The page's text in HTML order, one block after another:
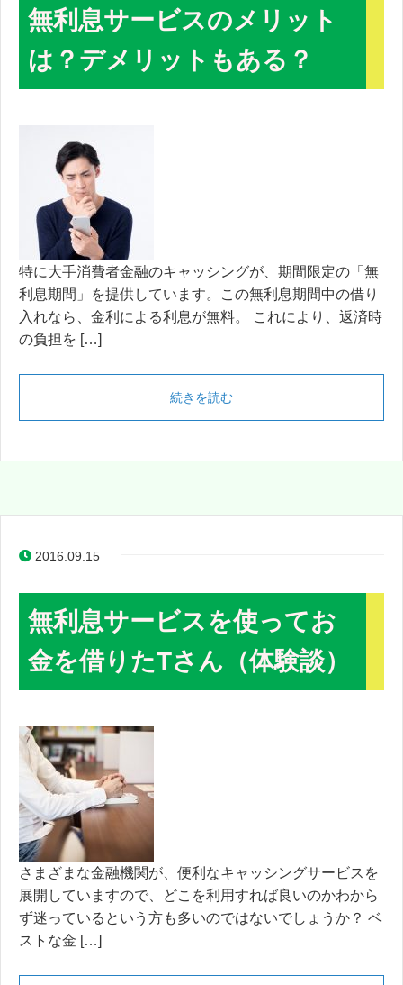
無利息サービスのメリット
は？デメリットもある？
特に大手消費者金融のキャッシングが、期間限定の「無
利息期間」を提供しています。この無利息期間中の借り
入れなら、金利による利息が無料。 これにより、返済時
の負担を […]
続きを読む
2016.09.15
無利息サービスを使ってお
金を借りたTさん（体験談）
さまざまな金融機関が、便利なキャッシングサービスを
展開していますので、どこを利用すれば良いのかわから
ず迷っているという方も多いのではないでしょうか？ ベ
ストな金 […]